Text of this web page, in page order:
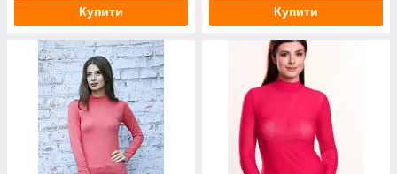
Купити Купити